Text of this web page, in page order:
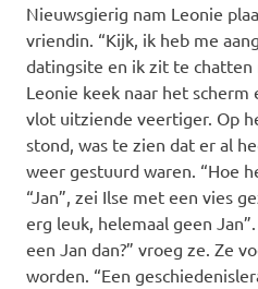
Nieuwsgierig nam Leonie
vriendin. “Kijk, ik heb me
datingsite en ik zit te chatten
Leonie keek naar het scherm
vlot uitziende veertiger. Op
stond, was te zien dat er al
weer gestuurd waren. “Hoe
“Jan”, zei Ilse met een vies
erg leuk, helemaal geen
een Jan dan?” vroeg ze. Ze
worden. “Een